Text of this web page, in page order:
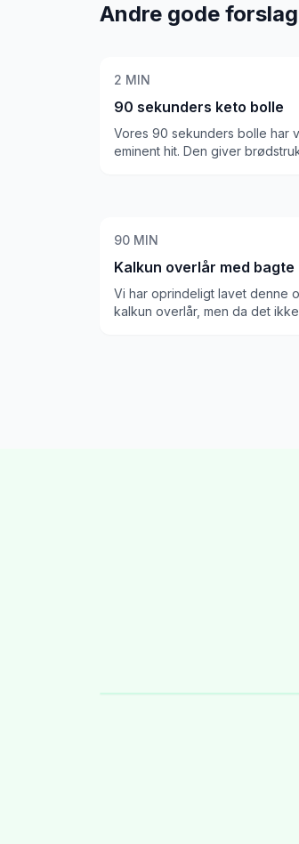
Andre gode forslag
2 MIN
90 sekunders keto bolle
Vores 90 sekunders bolle har
eminent hit. Den giver
90 MIN
Kalkun overlår med
Vi har oprindeligt lavet denne
kalkun overlår, men da det